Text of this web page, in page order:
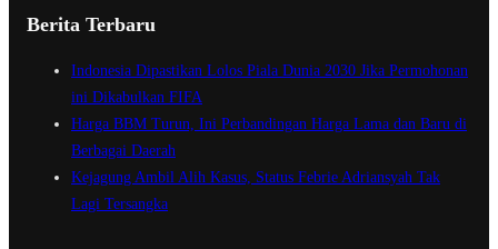
Berita Terbaru
Indonesia Dipastikan Lolos Piala Dunia 2030 Jika Permohonan
ini Dikabulkan FIFA
Harga BBM Turun, Ini Perbandingan Harga Lama dan Baru di
Berbagai Daerah
Kejagung Ambil Alih Kasus, Status Febrie Adriansyah Tak
Lagi Tersangka